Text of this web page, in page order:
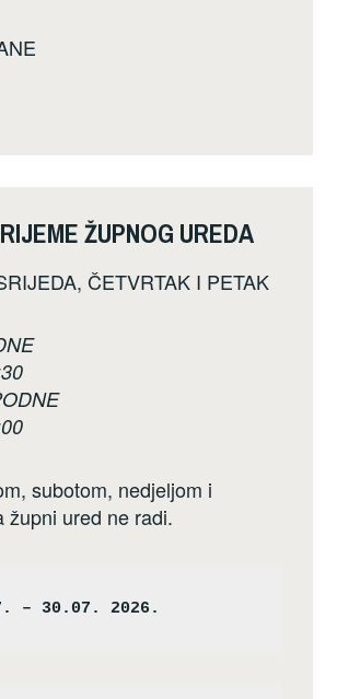
ŽUPNOG UREDA
ČETVRTAK I PETAK
subotom, nedjeljom i
župni ured ne radi.
– 30.07. 2026.